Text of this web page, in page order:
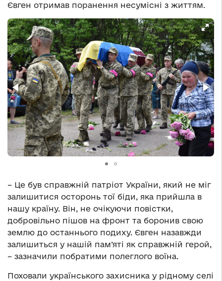
Євген отримав поранення несумісні з життям.
– Це був справжній патріот України, який не міг
залишитися осторонь тої біди, яка прийшла в
нашу країну. Він, не очікуючи повістки,
добровільно пішов на фронт та боронив свою
землю до останнього подиху. Євген назавжди
залишиться у нашій пам’яті як справжній герой,
– зазначили побратими полеглого воїна.
Поховали українського захисника у рідному селі